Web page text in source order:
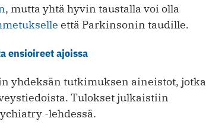
, mutta yhtä hyvin taustalla voi olla
että Parkinsonin taudille.
ensioireet ajoissa
yhdeksän tutkimuksen aineistot, jotka
Tulokset julkaistiin
-lehdessä.